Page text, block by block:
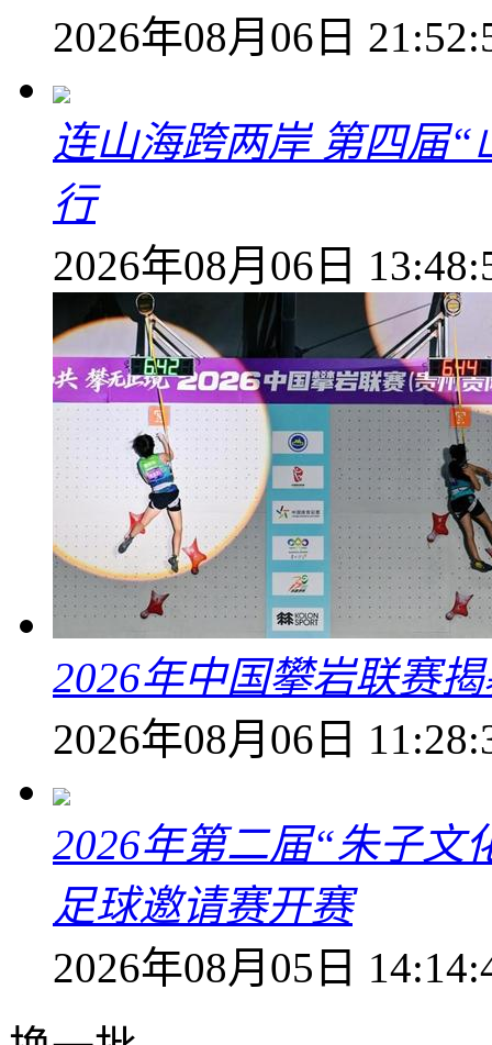
2026年08月06日
连山海跨两岸 第四届
行
2026年08月06日
2026年中国攀岩联赛
2026年08月06日
2026年第二届“朱子文
足球邀请赛开赛
2026年08月05日